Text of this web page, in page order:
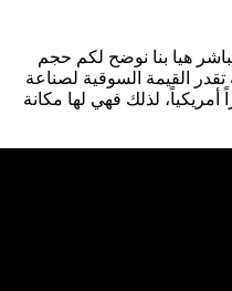
هيا بنا نوضح لكم حجم
القيمة السوقية لصناعة
١٨٠ مليار دولاراً أمريكياً، لذلك فهي لها مكانة